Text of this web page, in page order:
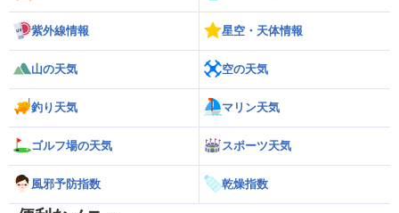
紫外線情報 星空・天体情報
山の天気 空の天気
釣り天気 マリン天気
ゴルフ場の天気 スポーツ天気
風邪予防指数 乾燥指数